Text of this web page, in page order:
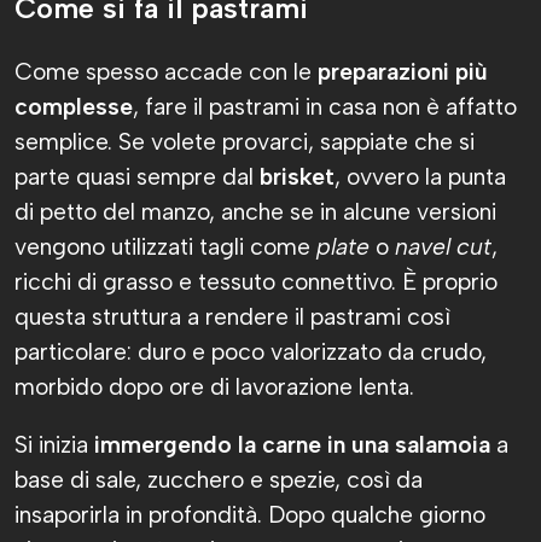
Come si fa il pastrami
Come spesso accade con le preparazioni più
complesse, fare il pastrami in casa non è affatto
semplice. Se volete provarci, sappiate che si
parte quasi sempre dal brisket, ovvero la punta
di petto del manzo, anche se in alcune versioni
vengono utilizzati tagli come plate o navel cut,
ricchi di grasso e tessuto connettivo. È proprio
questa struttura a rendere il pastrami così
particolare: duro e poco valorizzato da crudo,
morbido dopo ore di lavorazione lenta.
Si inizia immergendo la carne in una salamoia a
base di sale, zucchero e spezie, così da
insaporirla in profondità. Dopo qualche giorno